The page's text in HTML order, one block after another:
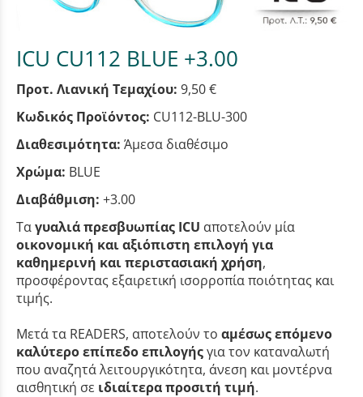
ICU CU112 BLUE +3.00
Προτ. Λιανική Τεμαχίου: 9,50 €
Κωδικός Προϊόντος: CU112-BLU-300
Διαθεσιμότητα: Άμεσα διαθέσιμο
Χρώμα: BLUE
Διαβάθμιση: +3.00
Ταγυαλιά πρεσβυωπίας ICU αποτελούν μία
οικονομική και αξιόπιστη επιλογή για
καθημερινή και περιστασιακή χρήση,
προσφέροντας εξαιρετική ισορροπία ποιότητας και
τιμής.
Μετά τα READERS, αποτελούν το αμέσως επόμενο
καλύτερο επίπεδο επιλογήςγια τον καταναλωτή
που αναζητά λειτουργικότητα, άνεση και μοντέρνα
αισθητική σε ιδιαίτερα προσιτή τιμή.